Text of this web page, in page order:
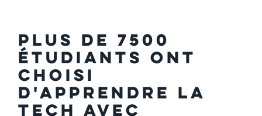
Plus de 7500
étudiants ont
choisi
d'apprendre la
tech avec